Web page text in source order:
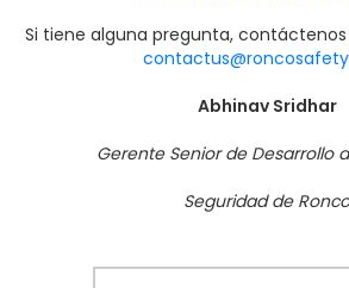
Si tiene alguna pregunta,
Abhinav Sridhar
Gerente Senior de Desarrollo
Seguridad de Ronco